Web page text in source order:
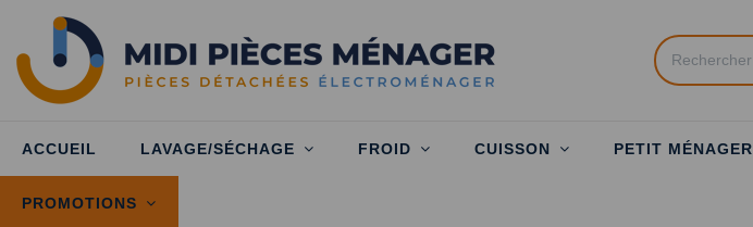
ACCUEIL LAVAGE/SÉCHAGE FROID CUISSON PETIT MÉNAGER
PROMOTIONS